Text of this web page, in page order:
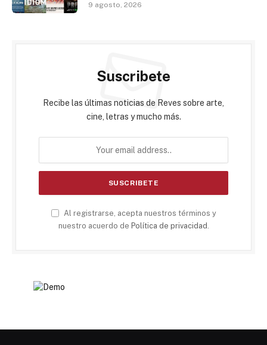
9 agosto, 2026
Suscribete
Recibe las últimas noticias de Reves sobre arte,
cine, letras y mucho más.
Al registrarse, acepta nuestros términos y
nuestro acuerdo de Política de privacidad .